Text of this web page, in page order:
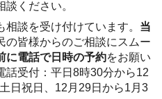
ください。
談を受け付けています。 当
の皆様からのご相談にスムー
に電話で日時の予約をお願い
話受付：平日8時30分から12
日祝日、12月29日から1月3